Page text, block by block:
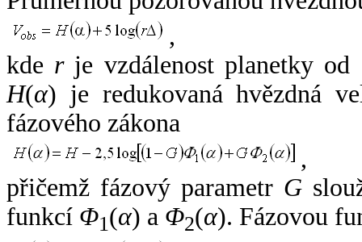
,
kde rje vzdálenost planetky od
H(α) je redukovaná hvězdná
fázového zákona
,
přičemž fázový parametr G
funkcí Φ1(α) a Φ2(α). Fázovou